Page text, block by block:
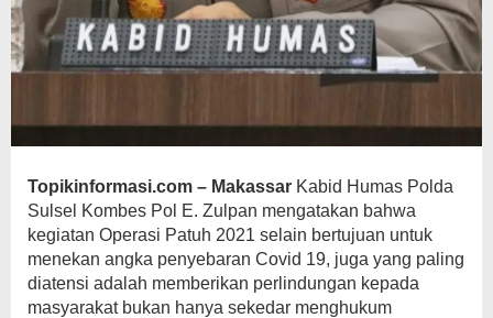
Topikinformasi.com – Makassar Kabid Humas Polda
Sulsel Kombes Pol E. Zulpan mengatakan bahwa
kegiatan Operasi Patuh 2021 selain bertujuan untuk
menekan angka penyebaran Covid 19, juga yang paling
diatensi adalah memberikan perlindungan kepada
masyarakat bukan hanya sekedar menghukum